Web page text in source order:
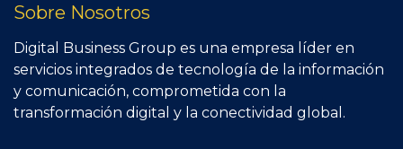
Sobre Nosotros
Digital Business Group es una empresa líder en
servicios integrados de tecnología de la información
y comunicación, comprometida con la
transformación digital y la conectividad global.